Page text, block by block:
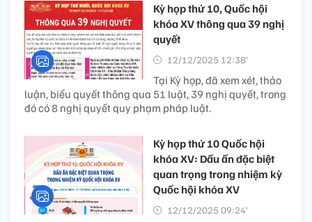
Kỳ họp thứ 10, Quốc hội
khóa XV thông qua 39 nghị
quyết
12/12/2025 12:38’
Tại Kỳ họp, đã xem xét, thảo
luận, biểu quyết thông qua 51 luật, 39 nghị quyết, trong
đó có 8 nghị quyết quy phạm pháp luật.
Kỳ họp thứ 10 Quốc hội
khóa XV: Dấu ấn đặc biệt
quan trọng trong nhiệm kỳ
Quốc hội khóa XV
12/12/2025 09:24’